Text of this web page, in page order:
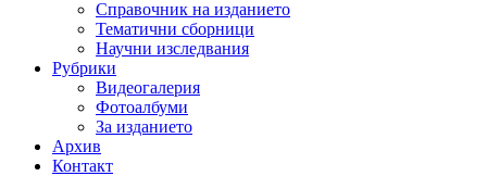
Справочник на изданието
Тематични сборници
Научни изследвания
Рубрики
Видеогалерия
Фотоалбуми
За изданието
Архив
Контакт